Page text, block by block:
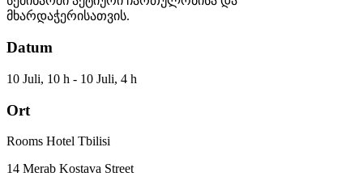
მხარდაჭერისათვის.
Datum
10 Juli, 10 h - 10 Juli, 4 h
Ort
Rooms Hotel Tbilisi
14 Merab Kostava Street